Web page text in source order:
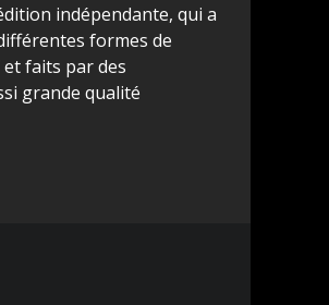
indépendante, qui a
formes de
et faits par des
grande qualité